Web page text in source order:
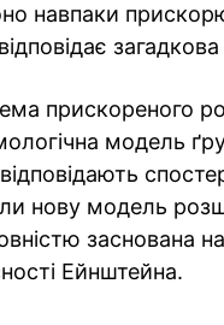
навпаки
загадкова
прискореного
модель
нову модель
заснована
Ейнштейна.